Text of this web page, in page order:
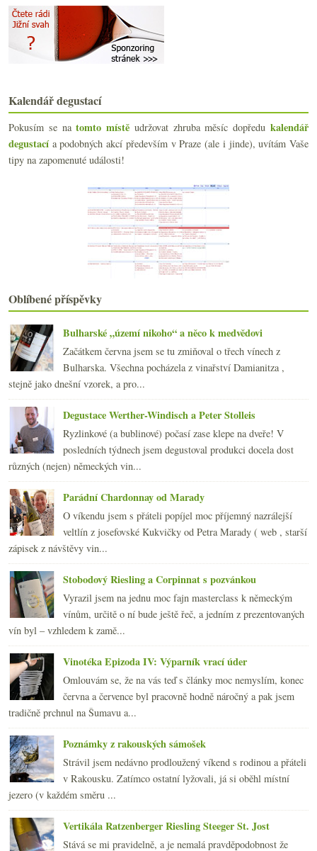
►května
► dubna (20)
▼ března (23)
Dění okolo Bordeaux 2010, mladý Blason d’Issan a s...
Dvě levná čerstvá bílá z Gaskoňska
Výsledky fotosoutěže „Sklenka vína v hlavní roli“
Šumivé Vinařství roku 2010
Hans Czerny nejen ročníku 2010
Merlot, Cabernet, Pinot – 3x červená Morava
Vinný SCUK s teorií i praxí
Mumm co není pravé šampaňské
Armáda proti vinařům, ženy pijí před sexem, Češi v...
Nejlepší herynek na tržnici a holandské víno
Starší Dobrá vinice – 2003 až 2005 s pár odskoky
Pár fotografií z… ?
Třikrát Francie do deseti euro
Certifikovaná voda k vínu?!?
Disney víno a ryzlink z Lídlu
Výsledky ankety „Kupujete na doma sudovky / stáčen...
Dokonalé Pineau a výborné koňaky Beaulon
Šampaňské hasičák, Češi neznají vinné skleničky, d...
Národní park a malá i velká bílá z Dobré vinice
„To“ víno aneb legendární znovínský pinot
►února(20)
►ledna (21)
► 2010 (249)
2009 (249)
►2008(270)
►2007(108)
Kalendář degustací
Pokusím se natomto místě udržovat zhruba měsíc dopředukalendář
degustacía podobných akcí především v Praze (ale i jinde), uvítám Vaše
tipy na zapomenuté události!
Oblíbené příspěvky
Bulharské „území nikoho“ a něco k medvědovi
Začátkem června jsem se tu zmiňoval o třech vínech z
Bulharska. Všechna pocházela z vinařství Damianitza ,
stejně jako dnešní vzorek, a pro...
Degustace Werther-Windisch a Peter Stolleis
Ryzlinkové (a bublinové) počasí zase klepe na dveře! V
posledních týdnech jsem degustoval produkci docela dost
různých (nejen) německých vin...
Parádní Chardonnay od Marady
O víkendu jsem s přáteli popíjel moc příjemný nazrálejší
veltlín z josefovské Kukvičky od Petra Marady ( web , starší
zápisek z návštěvy vin...
Stobodový Riesling a Corpinnat s pozvánkou
Vyrazil jsem na jednu moc fajn masterclass k německým
vínům, určitě o ní bude ještě řeč, a jedním z prezentovaných
vín byl – vzhledem k zamě...
Vinotéka Epizoda IV: Výparník vrací úder
Omlouvám se, že na vás teď s články moc nemyslím, konec
června a července byl pracovně hodně náročný a pak jsem
tradičně prchnul na Šumavu a...
Poznámky z rakouských sámošek
Strávil jsem nedávno prodloužený víkend s rodinou a přáteli
v Rakousku. Zatímco ostatní lyžovali, já si oběhl místní
jezero (v každém směru ...
Vertikála Ratzenberger Riesling Steeger St. Jost
Stává se mi pravidelně, a je nemalá pravděpodobnost že